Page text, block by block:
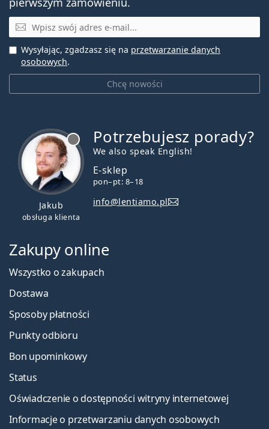
E-mail
Chcę nowości
Wysyłając, zgadzasz się na przetwarzanie danych
osobowych.
Jakub
obsługa klienta
Potrzebujesz porady?
We also speak English!
E-sklep
pon–pt: 8–18
info@lentiamo.pl
Zakupy online
Wszystko o zakupach
Dostawa
Sposoby płatności
Punkty odbioru
Bon upominkowy
Status
Oświadczenie o dostępności witryny internetowej
Informacje o przetwarzaniu danych osobowych